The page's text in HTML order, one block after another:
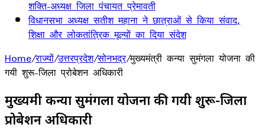
शक्ति-अध्यक्ष जिला पंचायत प्रेमावती
विधानसभा अध्यक्ष सतीश महाना ने छात्राओं से किया संवाद,
शिक्षा और लोकतांत्रिक मूल्यों का दिया संदेश
Home/राज्यों/उत्तरप्रदेश/सोनभद्र/मुख्यमंत्री कन्या सुमंगला योजना की
गयी शुरू-जिला प्रोबेशन अधिकारी
मुख्यमंत्री कन्या सुमंगला योजना की गयी शुरू-जिला
प्रोबेशन अधिकारी